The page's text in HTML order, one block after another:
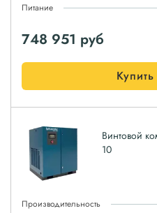
Питание
748 951 руб
Купить
Винтовой
10
Производительность